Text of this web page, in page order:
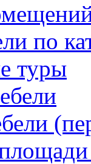
по
туры